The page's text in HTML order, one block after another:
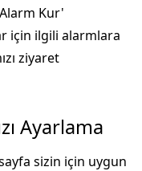
Kur'
için ilgili alarmlara
ziyaret
Ayarlama
sayfa sizin için uygun